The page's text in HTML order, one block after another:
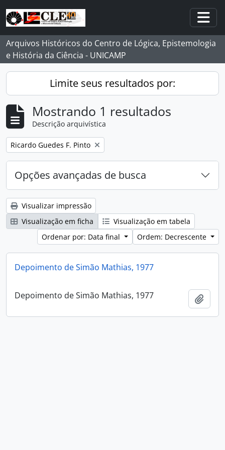
Skip to main content
Arquivos Históricos do Centro de Lógica, Epistemologia
e História da Ciência - UNICAMP
Limite seus resultados por:
Mostrando 1 resultados
Descrição arquivística
Remover filtro:
Ricardo Guedes F. Pinto
Opções avançadas de busca
Visualizar impressão
Visualização em ficha
Visualização em tabela
Ordenar por: Data final
Ordem: Decrescente
Depoimento de Simão Mathias, 1977
Depoimento de Simão Mathias, 1977